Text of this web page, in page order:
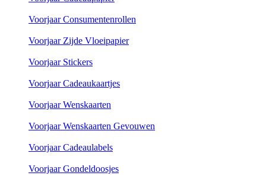
Voorjaar Consumentenrollen
Voorjaar Zijde Vloeipapier
Voorjaar Stickers
Voorjaar Cadeaukaartjes
Voorjaar Wenskaarten
Voorjaar Wenskaarten Gevouwen
Voorjaar Cadeaulabels
Voorjaar Gondeldoosjes